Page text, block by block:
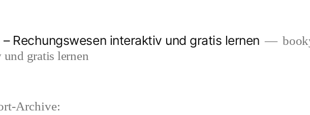
Rechungswesen interaktiv und gratis lernen
gratis lernen
Archive: